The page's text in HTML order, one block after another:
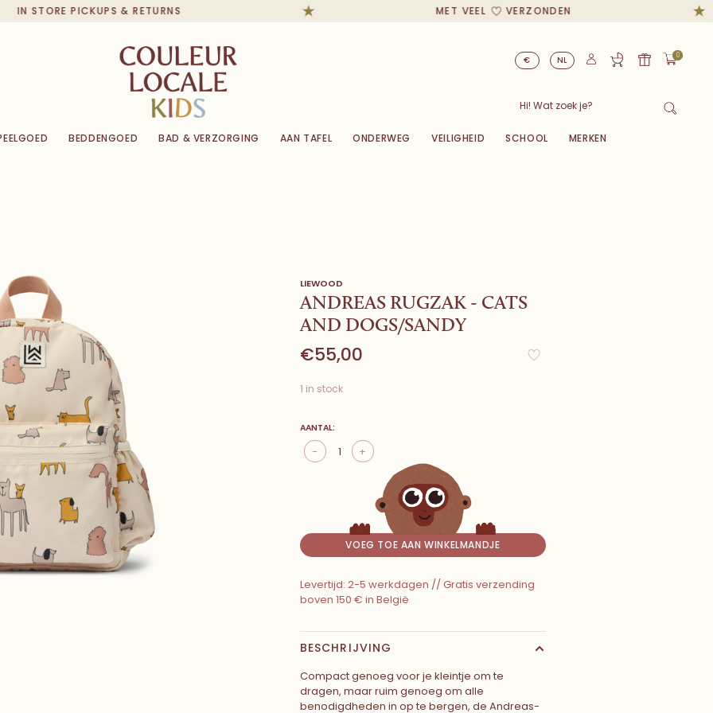
IN STORE PICKUPS & RETURNS MET VEEL VERZONDEN
€ NL 0
BEDDENGOED BAD & VERZORGING AAN TAFEL ONDERWEG VEILIGHEID SCHOOL MERKEN
LIEWOOD
ANDREAS RUGZAK - CATS
AND DOGS/SANDY
€55,00
1 in stock
AANTAL:
+
-
VOEG TOE AAN WINKELMANDJE
Levertijd: 2-5 werkdagen // Gratis verzending
boven 150 € in België
BESCHRIJVING
Compact genoeg voor je kleintje om te
dragen, maar ruim genoeg om alle
benodigdheden in op te bergen, de Andreas-